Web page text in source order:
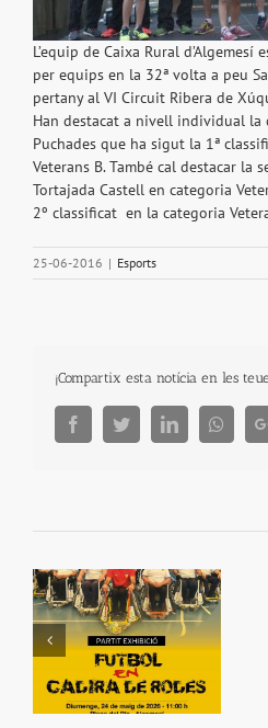
L’equip de Caixa Rural d’Algemesí
per equips en la 32ª volta a peu
pertany al VI Circuit Ribera de
Han destacat a nivell individual la
Puchades que ha sigut la 1ª
Veterans B. També cal destacar la
Tortajada Castell en categoria
2º classificat en la categoria
25-06-2016 | Esports
¡Compartix esta notícia en les
FacebookTwitterLinkedIn
La Ribera Camina